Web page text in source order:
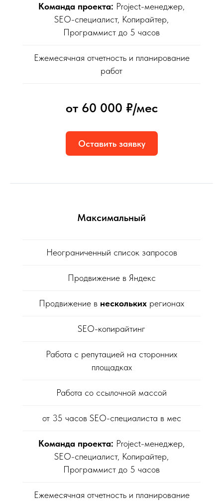
Команда проекта: Project-менеджер,
SEO-специалист, Копирайтер,
Программист до 5 часов
Ежемесячная отчетность и планирование
работ
от 60 000 ₽/мес
Оставить заявку
Максимальный
Неограниченный список запросов
Продвижение в Яндекс
Продвижение в нескольких регионах
SEO-копирайтинг
Работа с репутацией на сторонних
площадках
Работа со ссылочной массой
от 35 часов SEO-специалиста в мес
Команда проекта: Project-менеджер,
SEO-специалист, Копирайтер,
Программист до 5 часов
Ежемесячная отчетность и планирование